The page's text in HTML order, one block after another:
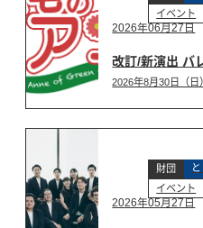
イベント
2026年06月27日
改訂/新演出 バ
2026年8月30日（
財団
イベント
2026年05月27日